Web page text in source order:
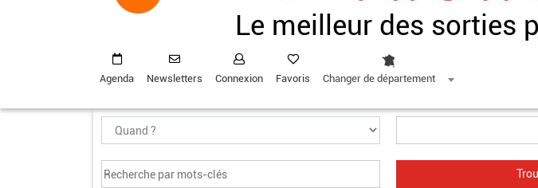
Le meilleur des sorties
Agenda Newsletters Connexion Favoris Changer de département